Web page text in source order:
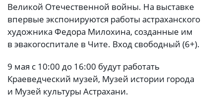
Великой Отечественной войны. На выставке
впервые экспонируются работы астраханского
художника Федора Милохина, созданные им
в эвакогоспитале в Чите. Вход свободный (6+).
9 мая с 10:00 до 16:00 будут работать
Краеведческий музей, Музей истории города
и Музей культуры Астрахани.